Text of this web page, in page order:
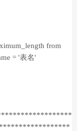
from
= '表名'